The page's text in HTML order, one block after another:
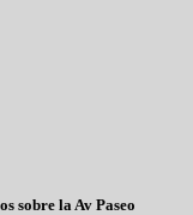
sobre la Av Paseo